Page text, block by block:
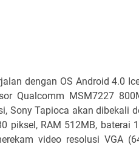
dengan OS Android 4.0
Qualcomm MSM7227
Sony Tapioca akan dibekali
piksel, RAM 512MB, baterai
video resolusi VGA